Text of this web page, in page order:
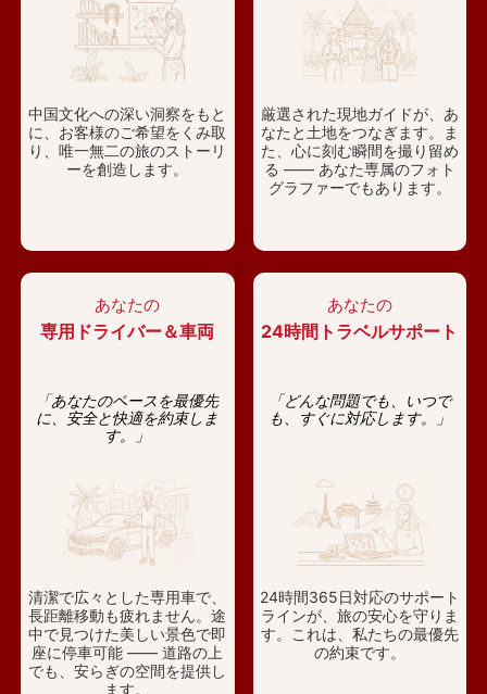
中国文化への深い洞察をもと
に、お客様のご希望をくみ取
り、唯一無二の旅のストーリ
ーを創造します。
厳選された現地ガイドが、あ
なたと土地をつなぎます。ま
た、心に刻む瞬間を撮り留め
る —— あなた専属のフォト
グラファーでもあります。
あなたの
専用ドライバー＆車両
「あなたのペースを最優先
に、安全と快適を約束しま
す。」
清潔で広々とした専用車で、
長距離移動も疲れません。途
中で見つけた美しい景色で即
座に停車可能 —— 道路の上
でも、安らぎの空間を提供し
ます。
あなたの
24時間トラベルサポート
「どんな問題でも、いつで
も、すぐに対応します。」
24時間365日対応のサポート
ラインが、旅の安心を守りま
す。これは、私たちの最優先
の約束です。